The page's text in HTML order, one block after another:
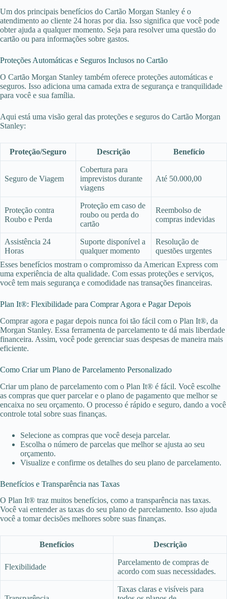
Um dos principais benefícios do Cartão Morgan Stanley é o
atendimento ao cliente 24 horas por dia. Isso significa que você pode
obter ajuda a qualquer momento. Seja para resolver uma questão do
cartão ou para informações sobre gastos.
Proteções Automáticas e Seguros Inclusos no Cartão
O Cartão Morgan Stanley também oferece proteções automáticas e
seguros. Isso adiciona uma camada extra de segurança e tranquilidade
para você e sua família.
Aqui está uma visão geral das proteções e seguros do Cartão Morgan
Stanley:
Proteção/Seguro Descrição Benefício
Seguro de Viagem
Cobertura para
imprevistos durante
viagens
Até 50.000,00
Proteção contra
Roubo e Perda
Proteção em caso de
roubo ou perda do
cartão
Reembolso de
compras indevidas
Assistência 24
Horas
Suporte disponível a
qualquer momento
Resolução de
questões urgentes
Esses benefícios mostram o compromisso da American Express com
uma experiência de alta qualidade. Com essas proteções e serviços,
você tem mais segurança e comodidade nas transações financeiras.
Plan It®: Flexibilidade para Comprar Agora e Pagar Depois
Comprar agora e pagar depois nunca foi tão fácil com o Plan It®, da
Morgan Stanley. Essa ferramenta de parcelamento te dá mais liberdade
financeira. Assim, você pode gerenciar suas despesas de maneira mais
eficiente.
Como Criar um Plano de Parcelamento Personalizado
Criar um plano de parcelamento com o Plan It® é fácil. Você escolhe
as compras que quer parcelar e o plano de pagamento que melhor se
encaixa no seu orçamento. O processo é rápido e seguro, dando a você
controle total sobre suas finanças.
Selecione as compras que você deseja parcelar.
Escolha o número de parcelas que melhor se ajusta ao seu
orçamento.
Visualize e confirme os detalhes do seu plano de parcelamento.
Benefícios e Transparência nas Taxas
O Plan It® traz muitos benefícios, como a transparência nas taxas.
Você vai entender as taxas do seu plano de parcelamento. Isso ajuda
você a tomar decisões melhores sobre suas finanças.
Benefícios Descrição
Flexibilidade
Parcelamento de compras de
acordo com suas necessidades.
Taxas claras e visíveis para